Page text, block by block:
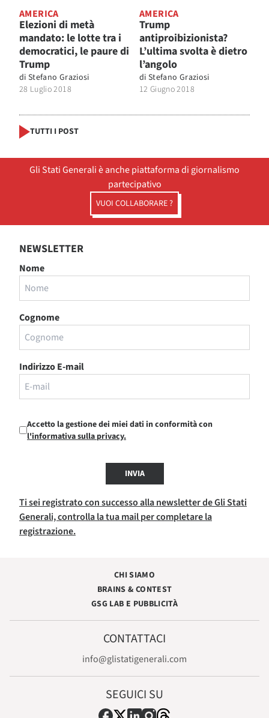
AMERICA
Elezioni di metà
mandato: le lotte tra i
democratici, le paure di
Trump
di Stefano Graziosi
28 Luglio 2018
AMERICA
Trump
antiproibizionista?
L’ultima svolta è dietro
l’angolo
di Stefano Graziosi
12 Giugno 2018
TUTTI I POST
Gli Stati Generali è anche piattaforma di giornalismo
partecipativo
VUOI COLLABORARE ?
NEWSLETTER
Nome
Cognome
Indirizzo E-mail
Accetto la gestione dei miei dati in conformità con
l'informativa sulla privacy.
INVIA
Ti sei registrato con successo alla newsletter de Gli Stati
Generali, controlla la tua mail per completare la
registrazione.
CHI SIAMO
BRAINS & CONTEST
GSG LAB E PUBBLICITÀ
CONTATTACI
info@glistatigenerali.com
SEGUICI SU